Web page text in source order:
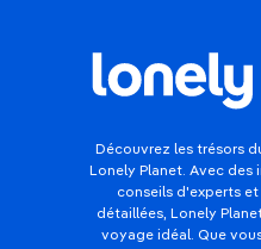
Découvrez les trésors
Lonely Planet. Avec
conseils d'experts
détaillées, Lonely
voyage idéal. Que